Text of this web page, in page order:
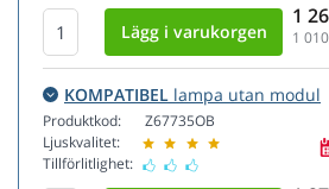
1
1
KOMPATIBEL lampa utan modul
Produktkod:
Ljuskvalitet:
Tillförlitlighet:
Z67735OB